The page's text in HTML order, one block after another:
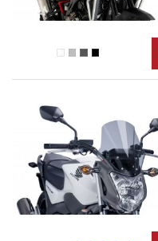
Przezroczysty (W)
LekkoMocno
Czarny (N)